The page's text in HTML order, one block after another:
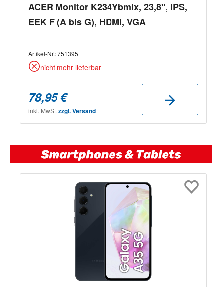
ACER Monitor K234Ybmix, 23,8", IPS,
EEK F (A bis G), HDMI, VGA
Artikel-Nr.:751395
nicht mehr lieferbar
78,95 €
inkl. MwSt. zzgl. Versand